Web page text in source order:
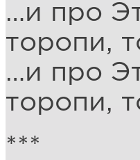
…и про
торопи,
…и про
торопи,
***